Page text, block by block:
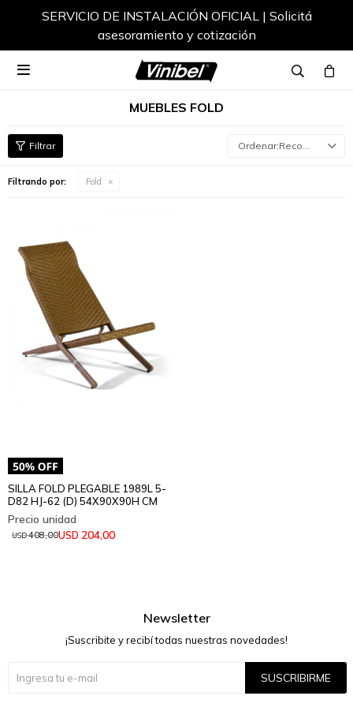
SERVICIO DE INSTALACIÓN OFICIAL | Solicitá
asesoramiento y cotización

MUEBLES FOLD
Recomendados
Filtrando por: Fold
SILLA FOLD PLEGABLE 1989L 5-
D82 HJ-62 (D) 54X90X90H CM
USD 204,00
USD408,00
Newsletter
¡Suscribite y recibí todas nuestras novedades!
SUSCRIBIRME